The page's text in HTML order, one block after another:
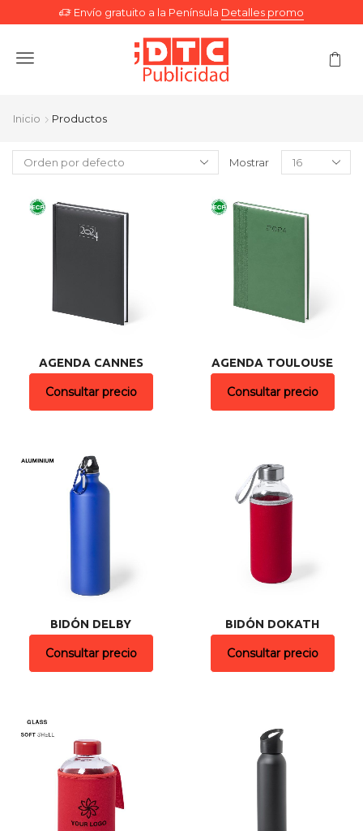
Envío gratuito a la Península Detalles promo
Menu
Inicio Productos
Mostrar
AGENDA CANNES
Consultar precio
AGENDA TOULOUSE
Consultar precio
BIDÓN DELBY
Consultar precio
BIDÓN DOKATH
Consultar precio